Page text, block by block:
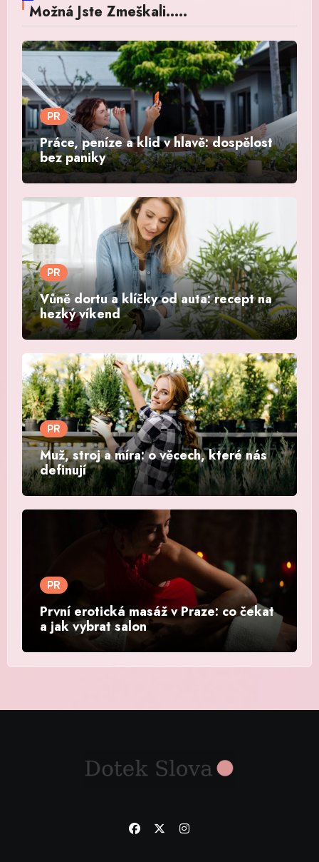
Možná Jste Zmeškali.....
PR
Práce, peníze a klid v hlavě: dospělost
bez paniky
PR
Vůně dortu a klíčky od auta: recept na
hezký víkend
PR
Muž, stroj a míra: o věcech, které nás
definují
PR
První erotická masáž v Praze: co čekat
a jak vybrat salon